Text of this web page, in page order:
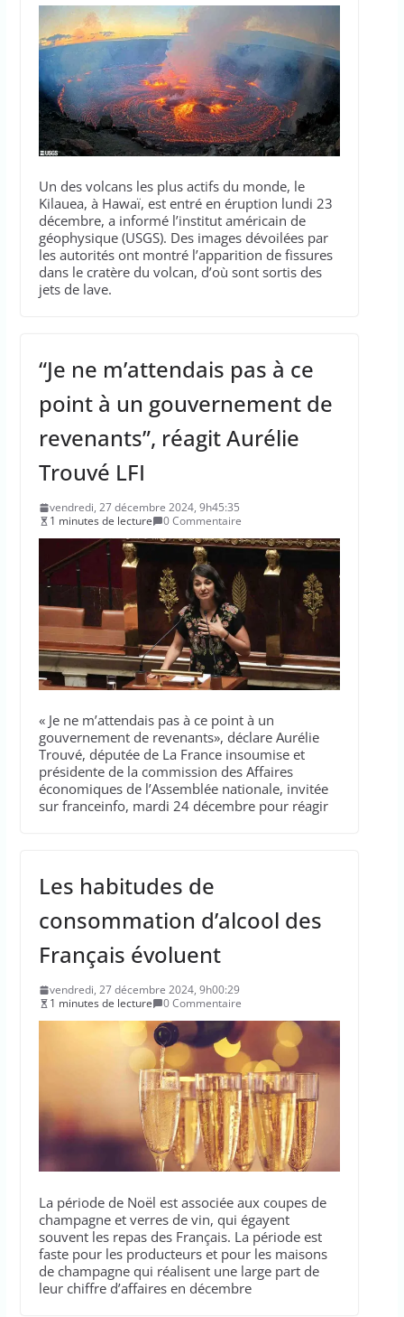
Un des volcans les plus actifs du monde, le
Kilauea, à Hawaï, est entré en éruption lundi 23
décembre, a informé l’institut américain de
géophysique (USGS). Des images dévoilées par
les autorités ont montré l’apparition de fissures
dans le cratère du volcan, d’où sont sortis des
jets de lave.
“Je ne m’attendais pas à ce
point à un gouvernement de
revenants”, réagit Aurélie
Trouvé LFI
vendredi, 27 décembre 2024, 9h45:35
1 minutes de lecture
0 Commentaire
« Je ne m’attendais pas à ce point à un
gouvernement de revenants», déclare Aurélie
Trouvé, députée de La France insoumise et
présidente de la commission des Affaires
économiques de l’Assemblée nationale, invitée
sur franceinfo, mardi 24 décembre pour réagir
Les habitudes de
consommation d’alcool des
Français évoluent
vendredi, 27 décembre 2024, 9h00:29
1 minutes de lecture
0 Commentaire
La période de Noël est associée aux coupes de
champagne et verres de vin, qui égayent
souvent les repas des Français. La période est
faste pour les producteurs et pour les maisons
de champagne qui réalisent une large part de
leur chiffre d’affaires en décembre